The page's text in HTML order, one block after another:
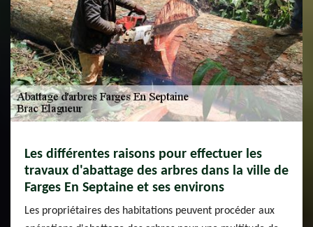
Les différentes raisons pour effectuer les
travaux d'abattage des arbres dans la ville de
Farges En Septaine et ses environs
Les propriétaires des habitations peuvent procéder aux